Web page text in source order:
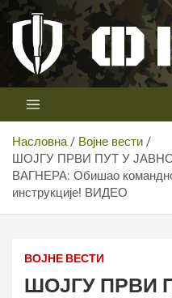
Скип
цонтент
Телевизија
Први војни канал у Србији
Насловна
Војне вести
ШОЈГУ ПРВИ ПУТ У
ВАГНЕРА: Обишао
инструкције! ВИДЕО
ВОЈНЕ ВЕСТИ
ШОЈГУ ПРВИ